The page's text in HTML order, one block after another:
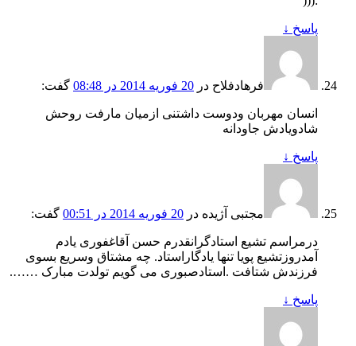
پاسخ ↓
فرهادفلاح در 20 فوریه 2014 در 08:48 گفت:
انسان مهربان ودوست داشتنی ازمیان مارفت روحش
شادویادش جاودانه
پاسخ ↓
مجتبی آژیده در 20 فوریه 2014 در 00:51 گفت:
درمراسم تشیع استادگرانقدرم حسن آقاغفوری یادم
آمدروزتشیع پویا تنها یادگاراستاد. چه مشتاق وسریع بسوی
فرزندش شتافت .استادصبوری می گویم تولدت مبارک …….
پاسخ ↓